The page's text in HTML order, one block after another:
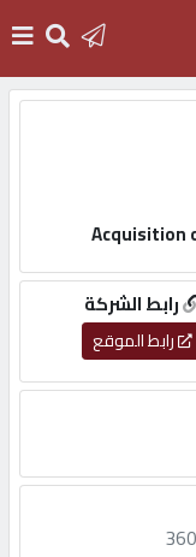
رابط الشركة
رابط الموقع